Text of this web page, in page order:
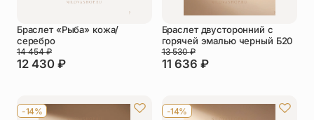
Браслет «Рыба» кожа/
серебро
12 430 ₽
14 454₽
Браслет двусторонний с
горячей эмалью черный Б20
11 636 ₽
13 530₽
-14% -14%